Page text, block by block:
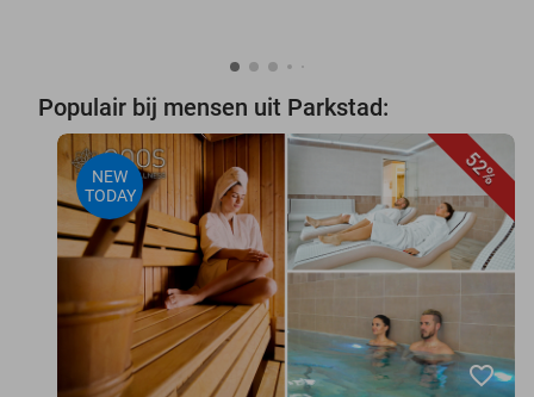
Populair bij mensen uit Parkstad:
52%
NEW
TODAY
favorite_border